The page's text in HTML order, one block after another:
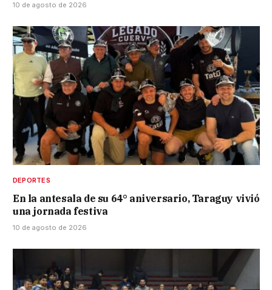
10 de agosto de 2026
DEPORTES
En la antesala de su 64° aniversario, Taraguy vivió
una jornada festiva
10 de agosto de 2026